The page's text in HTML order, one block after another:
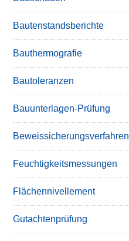
Bautenstandsberichte
Bauthermografie
Bautoleranzen
Bauunterlagen-Prüfung
Beweissicherungsverfahren
Feuchtigkeitsmessungen
Flächennivellement
Gutachtenprüfung